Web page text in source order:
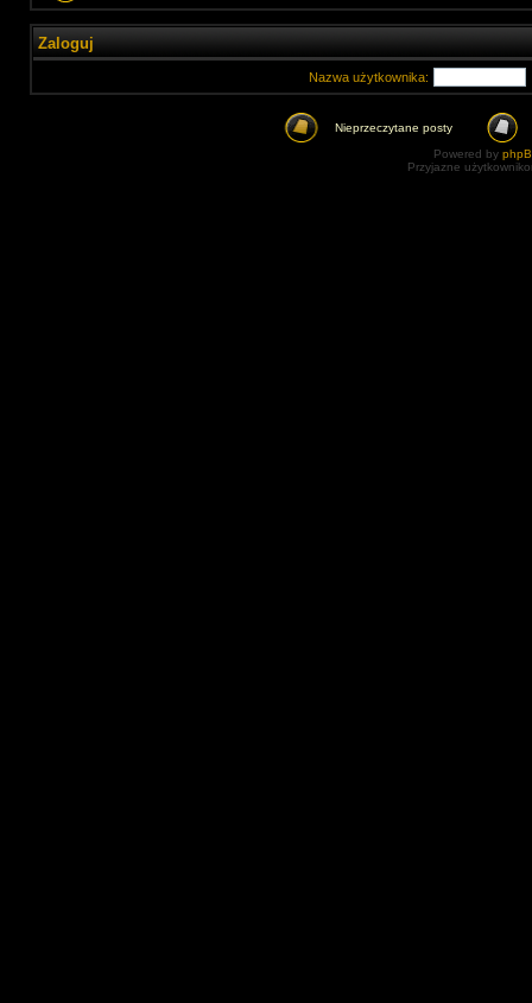
Zaloguj
Nazwa użytkownika:
Nieprzeczytane posty
Powered by
Przyjazne